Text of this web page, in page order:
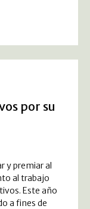
por su
y premiar al
al trabajo
Este año
a fines de